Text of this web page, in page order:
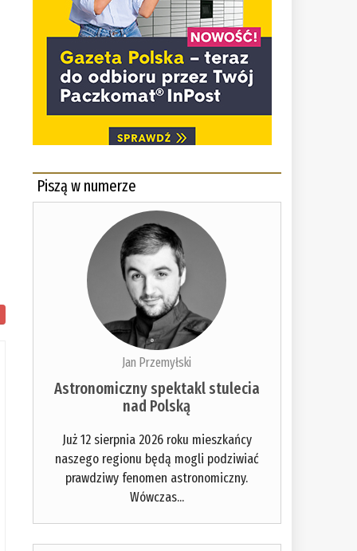
Piszą w numerze
Jan Przemyłski
Astronomiczny spektakl stulecia
nad Polską
Już 12 sierpnia 2026 roku mieszkańcy
naszego regionu będą mogli podziwiać
prawdziwy fenomen astronomiczny.
Wówczas...